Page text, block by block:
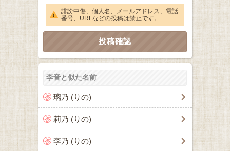
誹謗中傷、個人名、メールアドレス、電話
番号、URLなどの投稿は禁止です。
李音と似た名前
璃乃 (りの)
莉乃 (りの)
李乃 (りの)